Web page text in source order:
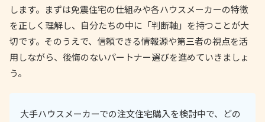
します。まずは免震住宅の仕組みや各ハウスメーカーの特徴
を正しく理解し、自分たちの中に「判断軸」を持つことが大
切です。そのうえで、信頼できる情報源や第三者の視点を活
用しながら、後悔のないパートナー選びを進めていきましょ
う。
大手ハウスメーカーでの注文住宅購入を検討中で、どの